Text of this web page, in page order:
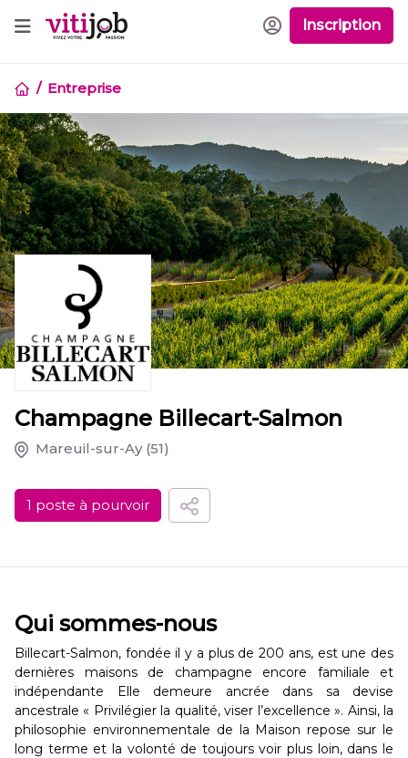
Inscription
Entreprise
Champagne Billecart-Salmon
Mareuil-sur-Ay (51)
1 poste à pourvoir
Qui sommes-nous
Billecart-Salmon, fondée il y a plus de 200 ans, est une des
dernières maisons de champagne encore familiale et
indépendante Elle demeure ancrée dans sa devise
ancestrale « Privilégier la qualité, viser l’excellence ». Ainsi, la
philosophie environnementale de la Maison repose sur le
long terme et la volonté de toujours voir plus loin, dans le